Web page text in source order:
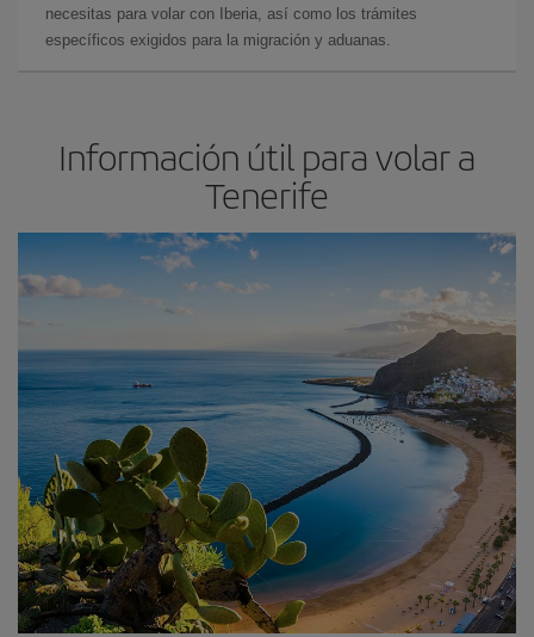
necesitas para volar con Iberia, así como los trámites
específicos exigidos para la migración y aduanas.
Información útil para volar a
Tenerife